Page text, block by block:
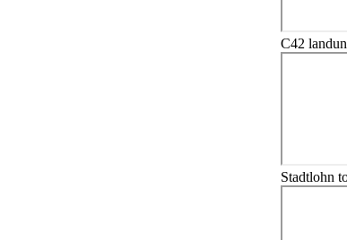
C42
Stadtlohn